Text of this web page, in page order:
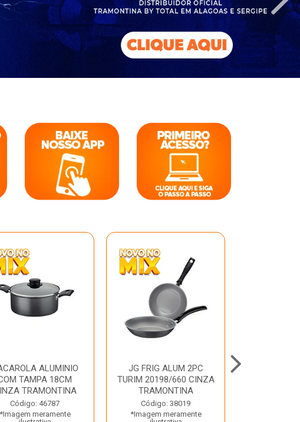
ALUMINIO
TAMPA 18CM
TRAMONTINA
Código: 46787
*Imagem meramente
JG FRIG ALUM 2PC
TURIM 20198/660 CINZA
TRAMONTINA
Código: 38019
*Imagem meramente